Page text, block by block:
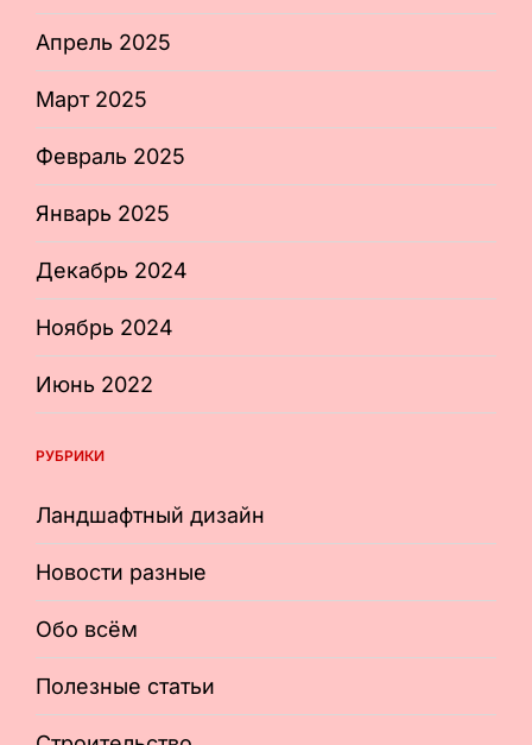
Апрель 2025
Март 2025
Февраль 2025
Январь 2025
Декабрь 2024
Ноябрь 2024
Июнь 2022
РУБРИКИ
Ландшафтный дизайн
Новости разные
Обо всём
Полезные статьи